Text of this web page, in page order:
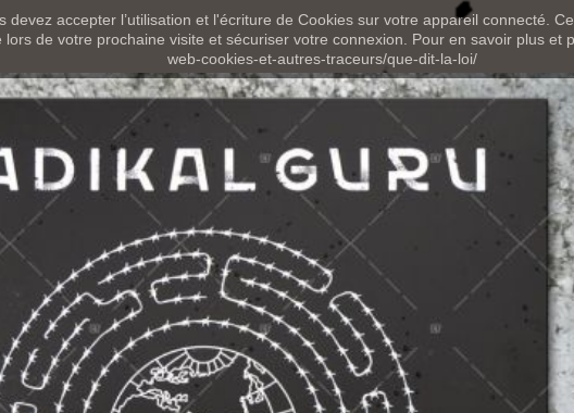
accepter l’utilisation et l'écriture de Cookies sur votre appareil connecté.
de votre prochaine visite et sécuriser votre connexion. Pour en savoir plus
web-cookies-et-autres-traceurs/que-dit-la-loi/